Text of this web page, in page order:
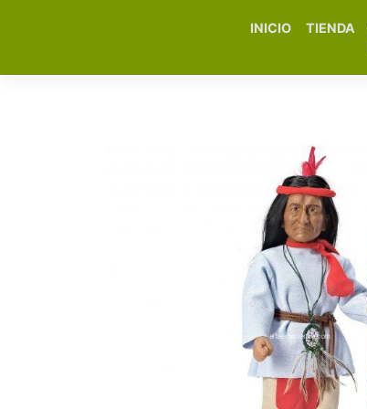
Elfa Experience
INICIO TIENDA